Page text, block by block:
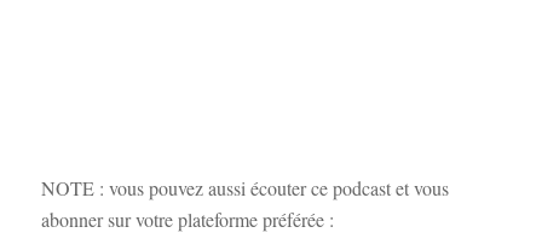
NOTE : vous pouvez aussi écouter ce podcast et vous
abonner sur votre plateforme préférée :